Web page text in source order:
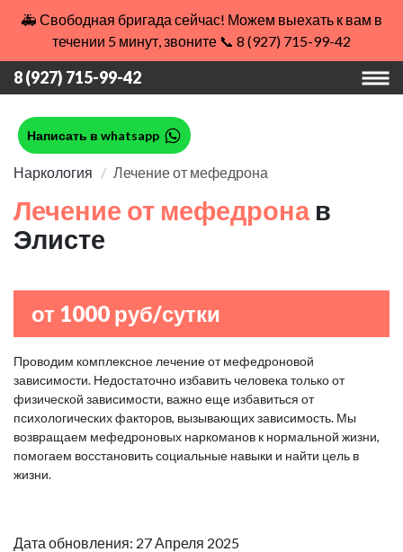
🚑 Свободная бригада сейчас! Можем выехать к вам в
течении 5 минут, звоните 📞 8 (927) 715-99-42
8 (927) 715-99-42
Написать в whatsapp
Наркология Лечение от мефедрона
Лечение от мефедрона в
Элисте
от 1000 руб/сутки
Проводим комплексное лечение от мефедроновой
зависимости. Недостаточно избавить человека только от
физической зависимости, важно еще избавиться от
психологических факторов, вызывающих зависимость. Мы
возвращаем мефедроновых наркоманов к нормальной жизни,
помогаем восстановить социальные навыки и найти цель в
жизни.
Дата обновления: 27 Апреля 2025